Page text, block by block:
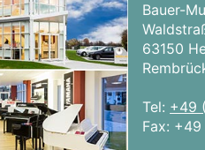
Bauer-
63150
Tel: +49
Fax: +49